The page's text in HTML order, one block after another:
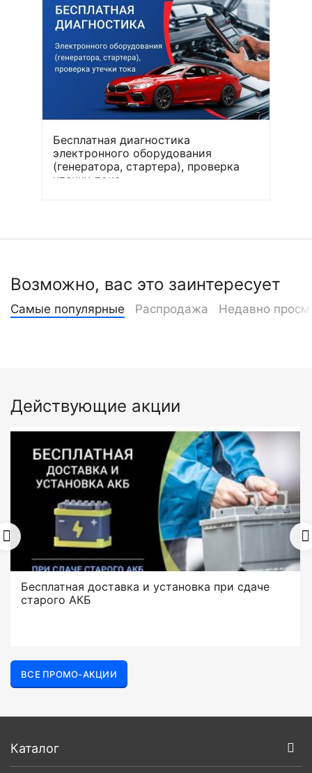
Бесплатная диагностика
электронного оборудования
(генератора, стартера), проверка
утечки тока
Возможно, вас это заинтересует
Самые популярные Распродажа Недавно
Действующие акции
Бесплатная доставка и установка при сдаче
старого АКБ
ВСЕ ПРОМО-АКЦИИ
Каталог